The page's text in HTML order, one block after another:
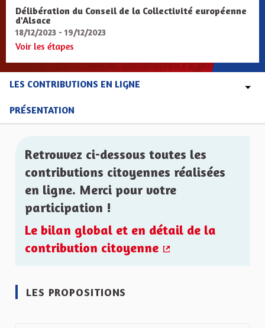
Délibération du Conseil de la Collectivité européenne
d'Alsace
18/12/2023 - 19/12/2023
Voir les étapes
LES CONTRIBUTIONS EN LIGNE
PRÉSENTATION
Retrouvez ci-dessous toutes les
contributions citoyennes réalisées
en ligne. Merci pour votre
participation !
Le bilan global et en détail de la
contribution citoyenne
LES PROPOSITIONS